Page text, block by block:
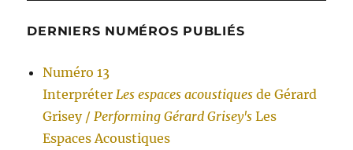
DERNIERS NUMÉROS PUBLIÉS
Numéro 13
InterpréterLes espaces acoustiques de Gérard
Grisey /Performing Gérard Grisey's Les
Espaces Acoustiques